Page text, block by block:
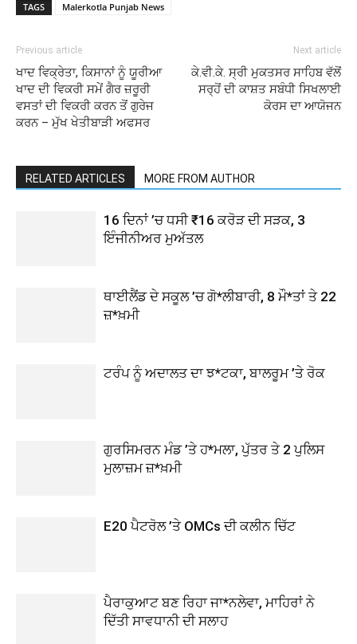
TAGS Malerkotla Punjab News
Previous article
ਖਾਦ ਵਿਕ੍ਰੇਤਾ, ਕਿਸਾਨਾਂ ਨੂੰ ਯੂਰੀਆ
ਖਾਦ ਦੀ ਵਿਕਰੀ ਸਮੇਂ ਗੈਰ ਜ਼ਰੂਰੀ
ਵਸਤਾਂ ਦੀ ਵਿਕਰੀ ਕਰਨ ਤੋਂ ਗੁਰੇਜ
ਕਰਨ – ਮੁੱਖ ਖੇਤੀਬਾੜੀ ਅਫਸਰ
Next article
ਕੇ.ਵੀ.ਕੇ. ਸ੍ਰੀ ਮੁਕਤਸਰ ਸਾਹਿਬ ਵੱਲੋਂ
ਸਰ੍ਹੋਂ ਦੀ ਕਾਸ਼ਤ ਸਬੰਧੀ ਸਿਖਲਾਈ
ਕੋਰਸ ਦਾ ਆਯੋਜਨ
RELATED ARTICLES MORE FROM AUTHOR
16 ਦਿਨਾਂ ’ਚ ਧਸੀ ₹16 ਕਰੋੜ ਦੀ ਸੜਕ, 3
ਇੰਜੀਨੀਅਰ ਮੁਅੱਤਲ
ਥਾਈਲੈਂਡ ਦੇ ਸਕੂਲ ’ਚ ਗੋ*ਲੀਬਾਰੀ, 8 ਮੌ*ਤਾਂ ਤੇ 22
ਜ਼*ਖ਼ਮੀ
ਟਰੰਪ ਨੂੰ ਅਦਾਲਤ ਦਾ ਝ*ਟਕਾ, ਬਾਲਰੂਮ ’ਤੇ ਰੋਕ
ਗੁਰਸਿਮਰਨ ਮੰਡ ’ਤੇ ਹ*ਮਲਾ, ਪੁੱਤਰ ਤੇ 2 ਪੁਲਿਸ
ਮੁਲਾਜ਼ਮ ਜ਼*ਖ਼ਮੀ
E20 ਪੈਟਰੋਲ ’ਤੇ OMCs ਦੀ ਕਲੀਨ ਚਿੱਟ
ਪੈਰਾਕੁਆਟ ਬਣ ਰਿਹਾ ਜਾ*ਨਲੇਵਾ, ਮਾਹਿਰਾਂ ਨੇ
ਦਿੱਤੀ ਸਾਵਧਾਨੀ ਦੀ ਸਲਾਹ